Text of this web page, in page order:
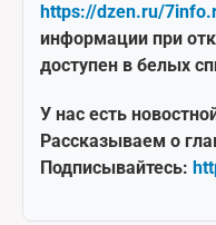
https://dzen.ru/
информации при
доступен в белых
У нас есть
Рассказываем о
Подписывайтесь: